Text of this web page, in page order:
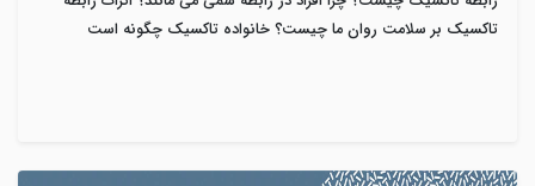
تاکسیک بر سلامت روان ما چیست؟ خانواده تاکسیک چگونه است